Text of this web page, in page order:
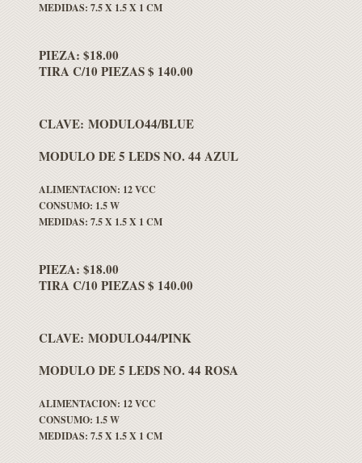
MEDIDAS: 7.5 X 1.5 X 1 CM
PIEZA: $18.00
TIRA C/10 PIEZAS $ 140.00
CLAVE: MODULO44/BLUE
MODULO DE 5 LEDS NO. 44 AZUL
ALIMENTACION: 12 VCC
CONSUMO: 1.5 W
MEDIDAS: 7.5 X 1.5 X 1 CM
PIEZA: $18.00
TIRA C/10 PIEZAS $ 140.00
CLAVE: MODULO44/PINK
MODULO DE 5 LEDS NO. 44 ROSA
ALIMENTACION: 12 VCC
CONSUMO: 1.5 W
MEDIDAS: 7.5 X 1.5 X 1 CM